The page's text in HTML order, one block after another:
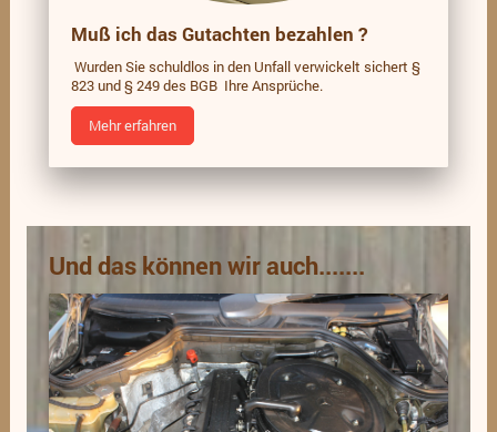
Muß ich das Gutachten bezahlen ?
Wurden Sie schuldlos in den Unfall verwickelt sichert §
823 und § 249 des BGB Ihre Ansprüche.
Mehr erfahren
Und das können wir auch.......